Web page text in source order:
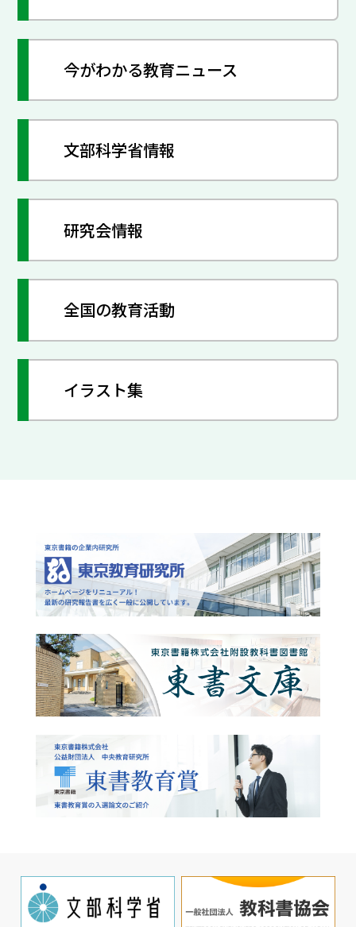
今がわかる教育ニュース
文部科学省情報
研究会情報
全国の教育活動
イラスト集